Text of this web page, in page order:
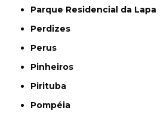
Parque Residencial da Lapa
Perdizes
Perus
Pinheiros
Pirituba
Pompéia